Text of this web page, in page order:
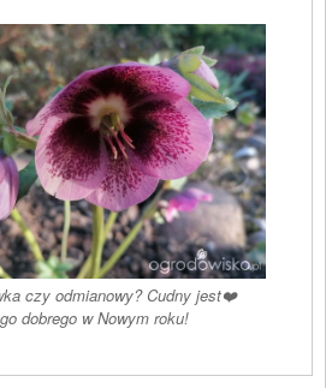
czy odmianowy? Cudny jest❤️
dobrego w Nowym roku!